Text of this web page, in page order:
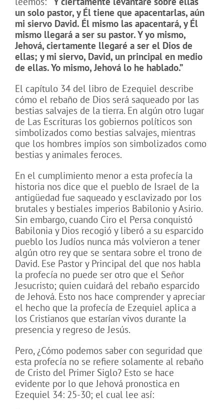
un solo pastor, y Él tiene que apacentarlas, aún
mi siervo David. Él mismo las apacentará, y Él
mismo llegará a ser su pastor. Y yo mismo,
Jehová, ciertamente llegaré a ser el Dios de
ellas; y mi siervo, David, un principal en medio
de ellas. Yo mismo, Jehová lo he hablado.”
El capítulo 34 del libro de Ezequiel describe
cómo el rebaño de Dios será saqueado por las
bestias salvajes de la tierra. En algún otro lugar
de Las Escrituras los gobiernos políticos son
simbolizados como bestias salvajes, mientras
que los hombres impíos son simbolizados como
bestias y animales feroces.
En el cumplimiento menor a esta profecía la
historia nos dice que el pueblo de Israel de la
antigüedad fue saqueado y esclavizado por los
brutales y bestiales imperios Babilonio y Asirio.
Sin embargo, cuando Ciro el Persa conquistó
Babilonia y Dios recogió y liberó a su esparcido
pueblo los Judíos nunca más volvieron a tener
algún otro rey que se sentara sobre el trono de
David. Ese Pastor y Principal del que nos habla
la profecía no puede ser otro que el Señor
Jesucristo; quien cuidará del rebaño esparcido
de Jehová. Esto nos hace comprender y apreciar
el hecho que la profecía de Ezequiel aplica a
los Cristianos que estarían vivos durante la
presencia y regreso de Jesús.
Pero, ¿Cómo podemos saber con seguridad que
esta profecía no se refiere solamente al rebaño
de Cristo del Primer Siglo? Esto se hace
evidente por lo que Jehová pronostica en
Ezequiel 34: 25-30; el cual lee así: